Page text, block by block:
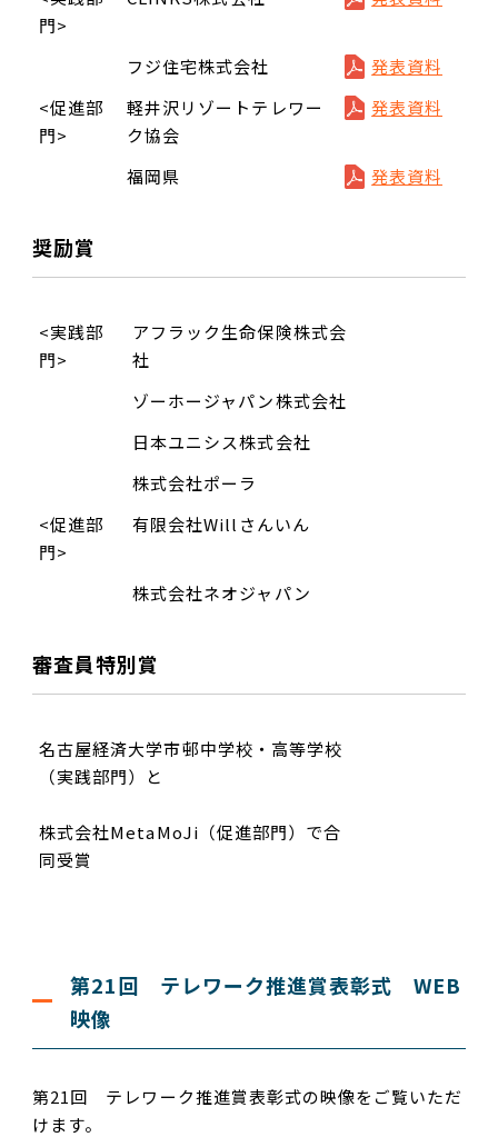
門>
フジ住宅株式会社
発表資料
<促進部
門>
軽井沢リゾートテレワー
ク協会
発表資料
福岡県 発表資料
奨励賞
<実践部
門>
アフラック生命保険株式会
社
ゾーホージャパン株式会社
日本ユニシス株式会社
株式会社ポーラ
<促進部
門>
有限会社Willさんいん
株式会社ネオジャパン
審査員特別賞
名古屋経済大学市邨中学校・高等学校
（実践部門）と
株式会社MetaMoJi（促進部門）で合
同受賞
第21回 テレワーク推進賞表彰式 WEB
映像
第21回 テレワーク推進賞表彰式の映像をご覧いただ
けます。